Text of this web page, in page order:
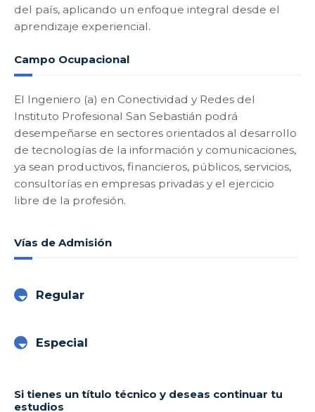
del país, aplicando un enfoque integral desde el
aprendizaje experiencial.
Campo Ocupacional
El Ingeniero (a) en Conectividad y Redes del
Instituto Profesional San Sebastián podrá
desempeñarse en sectores orientados al desarrollo
de tecnologías de la información y comunicaciones,
ya sean productivos, financieros, públicos, servicios,
consultorías en empresas privadas y el ejercicio
libre de la profesión.
Vías de Admisión
Regular
Especial
Si tienes un título técnico y deseas continuar tu
estudios